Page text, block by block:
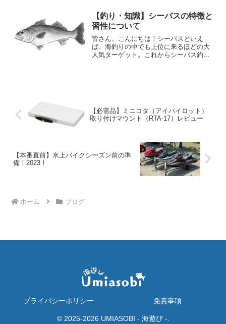
ート（SUZUKI FF-210）でキス釣りに行
ってき...
【釣り・知識】シーバスの特徴と
習性について
皆さん、こんにちは！シーバスといえ
ば、海釣りの中でも上位に来るほどの大
人気ターゲット。これからシーバス釣り
【必需品】ミニコタ（アイパイロット）
取り付けマウント（RTA-17）レビュー
【本番直前】水上バイクシーズン前の準
備！2023！
ホーム ブログ
プライバシーポリシー 免責事項
© 2025-2026 UMIASOBI - 海遊び -.